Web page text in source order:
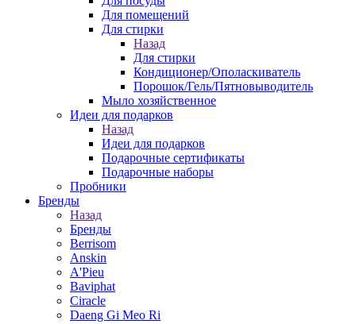
Для помещений
Для стирки
Назад
Для стирки
Кондиционер/Ополаскиватель
Порошок/Гель/Пятновыводитель
Мыло хозяйственное
Идеи для подарков
Назад
Идеи для подарков
Подарочные сертификаты
Подарочные наборы
Пробники
Бренды
Назад
Бренды
Berrisom
Anskin
A'Pieu
Baviphat
Ciracle
Daeng Gi Meo Ri